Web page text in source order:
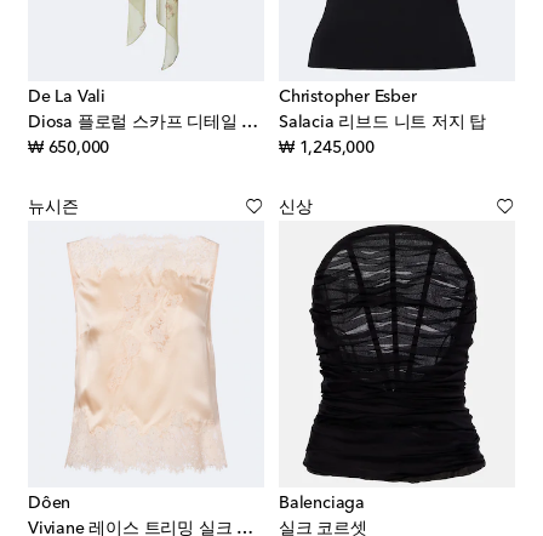
De La Vali
Diosa 플로럴 스카프 디테일 조젯 탑
₩ 650,000original price
Christopher Esber
Salacia 리브드 니트 저지 탑
₩ 1,245,000original price
뉴시즌
Dôen
Viviane 레이스 트리밍 실크 새틴 탑
신상
Balenciaga
실크 코르셋